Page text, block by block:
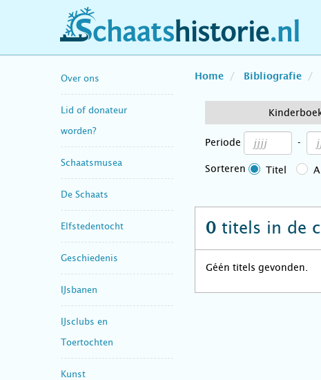
schaatshistorie.nl
Over ons
Lid of donateur
worden?
Schaatsmusea
De Schaats
Elfstedentocht
Geschiedenis
IJsbanen
IJsclubs en
Toertochten
Kunst
Home Bibliografie
Periode -
Sorteren Titel
0 titels in de
Géén titels gevonden.